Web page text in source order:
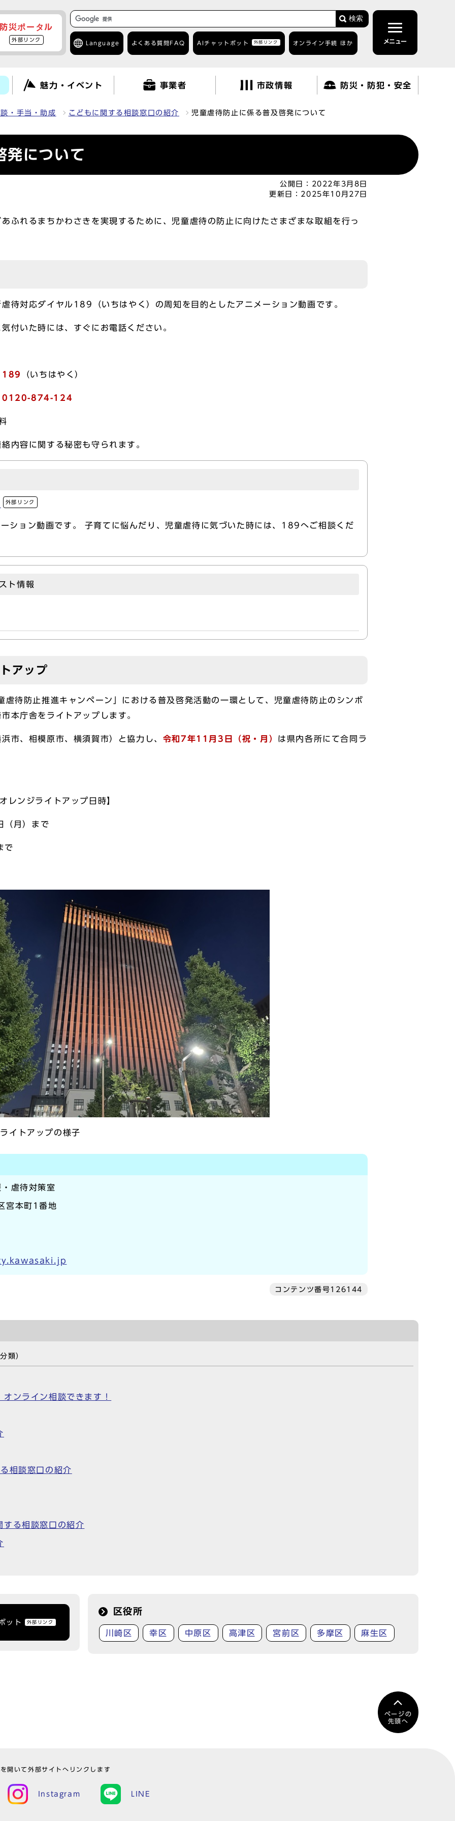
防災ポータル
外部リンク
検索
Language よくある質問 FAQ AIチャットボット 外部リンク オンライン手続 ほか メニュー
魅力・イベント 事業者 市政情報 防災・防犯・安全
・手当・助成 こどもに関する相談窓口の紹介 児童虐待防止に係る普及啓発について
発について
公開日：
2022年3月8日
更新日： 2025年10月27日
ふれるまちかわさきを実現するために、児童虐待の防止に向けたさまざまな取組を行っ
待対応ダイヤル189（いちはやく）の周知を目的としたアニメーション動画です。
いた時には、すぐにお電話ください。
189 （いちはやく）
0120-874-124
内容に関する秘密も守られます。
外部リンク
ション動画です。 子育てに悩んだり、児童虐待に気づいた時には、189へご相談くだ
ト情報
アップ
待防止推進キャンペーン」における普及啓発活動の一環として、児童虐待防止のシンボ
本庁舎をライトアップします。
、相模原市、横須賀市）と協力し、 令和7年11月3日（祝・月） は県内各所にて合同ラ
ンジライトアップ日時】
月）まで
で
イトアップの様子
虐待対策室
宮本町1番地
コンテンツ番号126144
類）
ンライン相談できます！
相談窓口の紹介
する相談窓口の紹介
ット 外部リンク
区役所
川崎区 幸区 中原区 高津区 宮前区 多摩区 麻生区
ページの
先頭へ
開いて外部サイトへリンクします
Instagram LINE